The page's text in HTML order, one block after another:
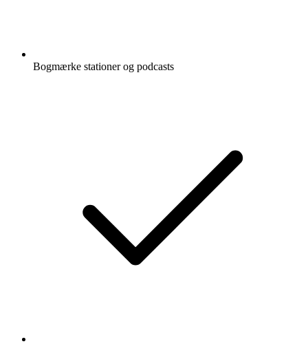
Bogmærke stationer og podcasts